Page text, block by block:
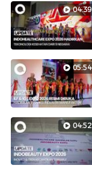
04:39
05:54
04:52